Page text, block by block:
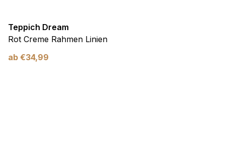
Teppich Dream
Rot Creme Rahmen Linien
ab €34,99